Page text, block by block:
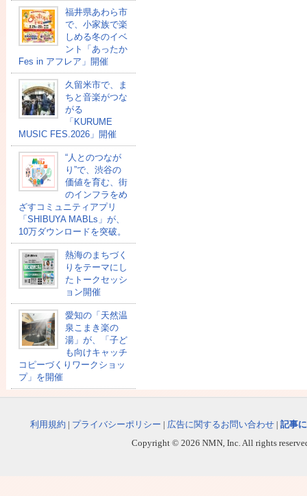
福井県あわら市
で、小家族で楽
しめる冬のイベ
ント「あったか
Fes in アフレア」開催
久留米市で、ま
ちと音楽がつな
がる
「KURUME
MUSIC FES.2026」開催
“人とのつなが
り”で、渋谷の
価値を育む、街
のインフラをめ
ざすコミュニティアプリ
「SHIBUYA MABLs」が、
10万ダウンロードを突破。
熱海のまちづく
りをテーマにし
たトークセッシ
ョン開催
愛知の「天然温
泉こまき楽の
湯」が、「子ど
も向けキャッチ
コピーづくりワークショッ
プ」を開催
利用規約 | プライバシーポリシー | 広告に関するお問い合わせ | 記事
Copyright © 2026 NMN, Inc. All rights